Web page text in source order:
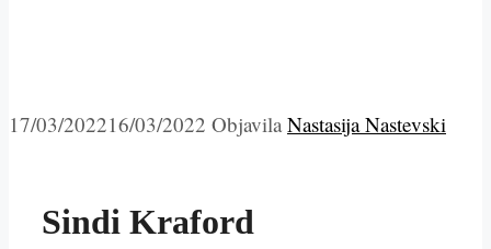
17/03/202216/03/2022 Objavila Nastasija Nastevski
Sindi Kraford